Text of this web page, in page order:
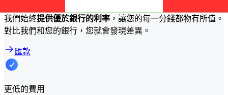
我們始終提供優於銀行的利率 ，讓您的每一分錢都物有所值。
對比我們和您的銀行，您就會發現差異。
匯款
更低的費用